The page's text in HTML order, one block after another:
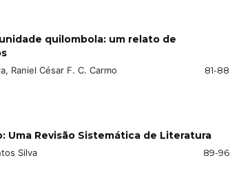
quilombola: um relato de
Raniel César F. C. Carmo 81-88
Revisão Sistemática de Literatura
Silva 89-96